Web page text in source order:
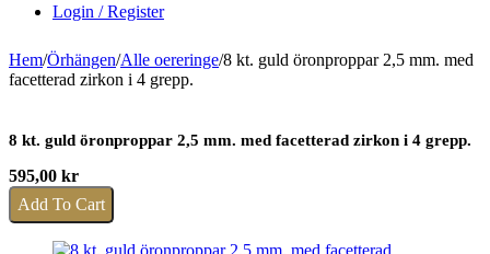
Login / Register
Hem/Örhängen/Alle oereringe/8 kt. guld öronproppar 2,5 mm. med
facetterad zirkon i 4 grepp.
8 kt. guld öronproppar 2,5 mm. med facetterad zirkon i 4 grepp.
595,00 kr
Add To Cart